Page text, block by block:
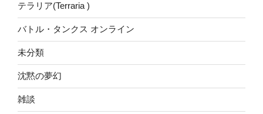
テラリア(Terraria )
バトル・タンクス オンライン
未分類
沈黙の夢幻
雑談